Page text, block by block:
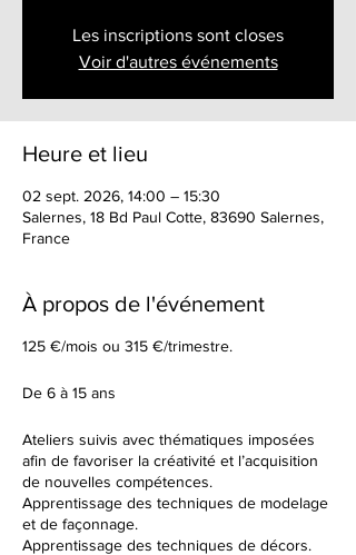
Les inscriptions sont closes
Voir d'autres événements
Heure et lieu
02 sept. 2026, 14:00 – 15:30
Salernes, 18 Bd Paul Cotte, 83690 Salernes,
France
À propos de l'événement
125 €/mois ou 315 €/trimestre.
De 6 à 15 ans
Ateliers suivis avec thématiques imposées
afin de favoriser la créativité et l’acquisition
de nouvelles compétences.
Apprentissage des techniques de modelage
et de façonnage.
Apprentissage des techniques de décors.